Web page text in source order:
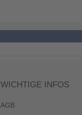
WICHTIGE INFOS
AGB